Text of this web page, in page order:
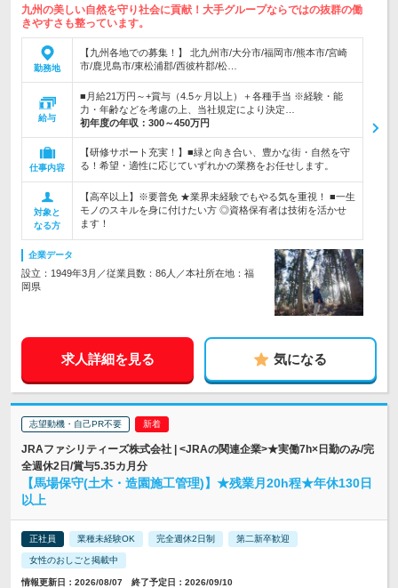
九州の美しい自然を守り社会に貢献！大手グループならではの抜群の働
きやすさも整っています。
勤務地
【九州各地での募集！】 北九州市/大分市/福岡市/熊本市/宮崎
市/鹿児島市/東松浦郡/西彼杵郡/松…
給与
■月給21万円～+賞与（4.5ヶ月以上）＋各種手当 ※経験・能
力・年齢などを考慮の上、当社規定により決定…
初年度の年収： 300～450万円
仕事内容
【研修サポート充実！】■緑と向き合い、豊かな街・自然を守
る！希望・適性に応じていずれかの業務をお任せします。
対象と
なる方
【高卒以上】※要普免 ★業界未経験でもやる気を重視！ ■一生
モノのスキルを身に付けたい方 ◎資格保有者は技術を活かせ
ます！
企業データ
設立：1949年3月／従業員数：86人／本社所在地：福
岡県
求人詳細を見る 気になる
志望動機・自己PR不要
JRAファシリティーズ株式会社 | <JRAの関連企業>★実働7h×日勤のみ/完
全週休2日/賞与5.35カ月分
【馬場保守(土木・造園施工管理)】★残業月20h程★年休130日
以上
正社員 業種未経験OK 完全週休2日制 第二新卒歓迎
女性のおしごと掲載中
情報更新日：2026/08/07 終了予定日：2026/09/10